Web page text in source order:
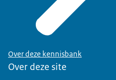
Over deze kennisbank
Over deze site